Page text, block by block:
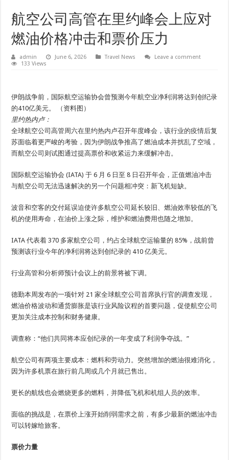
航空公司高管在里约峰会上应对
燃油价格冲击和票价压力
admin June 6, 2026 Travel News
Leave a comment
133 Views
伊朗战争前，国际航空运输协会曾预测今年航空业净利润将达到创纪录
的410亿美元。 （资料图）
里约热内卢：
全球航空公司高管周六在里约热内卢召开年度峰会，该行业的疫情后复
苏面临着更严峻的考验，因为伊朗战争推高了燃油成本并扰乱了空域，
而航空公司则试图通过提高票价和收紧运力来缓解冲击。
国际航空运输协会 (IATA) 于 6 月 6 日至 8 日召开年会，正值燃油冲击
与航空公司无法迅速解决的另一个问题相冲突：新飞机短缺。
波音和空客的交付延误迫使许多航空公司延长较旧、燃油效率较低的飞
机的使用寿命，在油价上涨之际，维护和燃油费用也随之增加。
IATA 代表着 370 多家航空公司，约占全球航空运输量的 85%，战前曾
预测该行业今年的净利润将达到创纪录的 410 亿美元。
行业高管和分析师预计会议上的前景将被下调。
德勤本周发布的一项针对 21 家全球航空公司首席执行官的调查发现，
燃油价格波动和通货膨胀是该行业风险议程的首要问题，促使航空公司
更加关注成本控制和财务健康。
调查称：“他们共同将本应创纪录的一年变成了利润争夺战。”
航空公司有两项主要成本：燃料和劳动力。突然增加的燃油很难消化，
因为许多机票在旅行前几周或几个月就已售出。
更长的航线也会燃烧更多的燃料，并降低飞机和机组人员的效率。
面临的挑战是，在票价上涨开始削弱需求之前，有多少最新的燃油冲击
可以转嫁给旅客。
票价力量